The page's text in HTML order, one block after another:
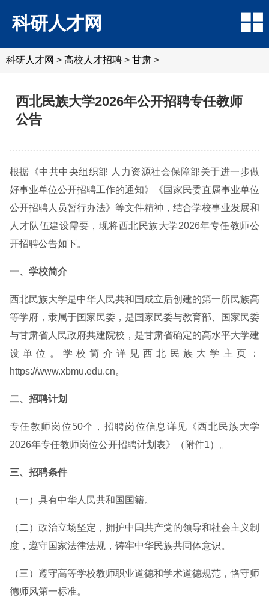
科研人才网
科研人才网 > 高校人才招聘 > 甘肃 >
西北民族大学2026年公开招聘专任教师
公告
根据《中共中央组织部 人力资源社会保障部关于进一步做
好事业单位公开招聘工作的通知》《国家民委直属事业单位
公开招聘人员暂行办法》等文件精神，结合学校事业发展和
人才队伍建设需要，现将西北民族大学2026年专任教师公
开招聘公告如下。
一、学校简介
西北民族大学是中华人民共和国成立后创建的第一所民族高
等学府，隶属于国家民委，是国家民委与教育部、国家民委
与甘肃省人民政府共建院校，是甘肃省确定的高水平大学建
设单位。学校简介详见西北民族大学主页：
https://www.xbmu.edu.cn。
二、招聘计划
专任教师岗位50个，招聘岗位信息详见《西北民族大学
2026年专任教师岗位公开招聘计划表》（附件1）。
三、招聘条件
（一）具有中华人民共和国国籍。
（二）政治立场坚定，拥护中国共产党的领导和社会主义制
度，遵守国家法律法规，铸牢中华民族共同体意识。
（三）遵守高等学校教师职业道德和学术道德规范，恪守师
德师风第一标准。